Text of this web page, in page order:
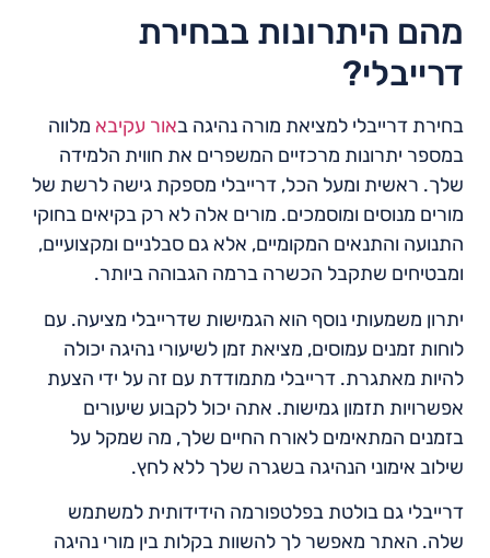
מהם היתרונות בבחירת
דרייבלי?
בחירת דרייבלי למציאת מורה נהיגה באור עקיבא מלווה
במספר יתרונות מרכזיים המשפרים את חווית הלמידה
שלך. ראשית ומעל הכל, דרייבלי מספקת גישה לרשת של
מורים מנוסים ומוסמכים. מורים אלה לא רק בקיאים בחוקי
התנועה והתנאים המקומיים, אלא גם סבלניים ומקצועיים,
ומבטיחים שתקבל הכשרה ברמה הגבוהה ביותר.
יתרון משמעותי נוסף הוא הגמישות שדרייבלי מציעה. עם
לוחות זמנים עמוסים, מציאת זמן לשיעורי נהיגה יכולה
להיות מאתגרת. דרייבלי מתמודדת עם זה על ידי הצעת
אפשרויות תזמון גמישות. אתה יכול לקבוע שיעורים
בזמנים המתאימים לאורח החיים שלך, מה שמקל על
שילוב אימוני הנהיגה בשגרה שלך ללא לחץ.
דרייבלי גם בולטת בפלטפורמה הידידותית למשתמש
שלה. האתר מאפשר לך להשוות בקלות בין מורי נהיגה